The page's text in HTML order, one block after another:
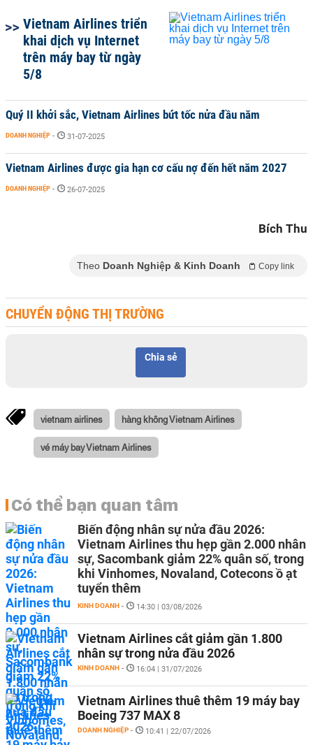
Vietnam Airlines triển
khai dịch vụ Internet
trên máy bay từ ngày
5/8
‏Quý II khởi sắc, Vietnam Airlines bứt tốc nửa đầu năm
DOANH NGHIỆP - 31-07-2025
Vietnam Airlines được gia hạn cơ cấu nợ đến hết năm 2027
DOANH NGHIỆP - 26-07-2025
Bích Thu
Theo Doanh Nghiệp & Kinh Doanh Copy link
CHUYỂN ĐỘNG THỊ TRƯỜNG
Chia sẻ
vietnam airlines hàng không Vietnam Airlines
vé máy bay Vietnam Airlines
Có thể bạn quan tâm
Biến động nhân sự nửa đầu 2026:
Vietnam Airlines thu hẹp gần 2.000 nhân
sự, Sacombank giảm 22% quân số, trong
khi Vinhomes, Novaland, Cotecons ồ ạt
tuyển thêm
KINH DOANH - 14:30 | 03/08/2026
Vietnam Airlines cắt giảm gần 1.800
nhân sự trong nửa đầu 2026
KINH DOANH - 16:04 | 31/07/2026
Vietnam Airlines thuê thêm 19 máy bay
Boeing 737 MAX 8
DOANH NGHIỆP - 10:41 | 22/07/2026